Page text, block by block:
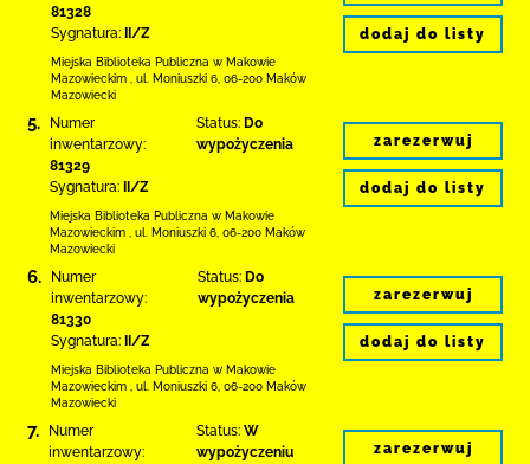
81328
Sygnatura:
II/Z
Miejska Biblioteka Publiczna w Makowie
Mazowieckim
ul. Moniuszki 6 06-200 Maków
Mazowiecki
dodaj do listy
5.
Numer
inwentarzowy:
81329
Sygnatura:
II/Z
Status: Do
wypożyczenia
Miejska Biblioteka Publiczna w Makowie
Mazowieckim
ul. Moniuszki 6 06-200 Maków
Mazowiecki
zarezerwuj
dodaj do listy
6.
Numer
inwentarzowy:
81330
Sygnatura:
II/Z
Status: Do
wypożyczenia
Miejska Biblioteka Publiczna w Makowie
Mazowieckim
ul. Moniuszki 6 06-200 Maków
Mazowiecki
zarezerwuj
dodaj do listy
7.
Numer
inwentarzowy:
Status: W
wypożyczeniu
zarezerwuj